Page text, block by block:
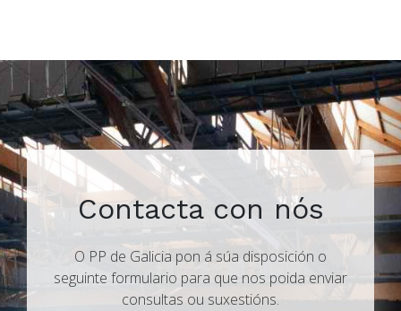
Contacta con nós
O PP de Galicia pon á súa disposición o
seguinte formulario para que nos poida enviar
consultas ou suxestións.